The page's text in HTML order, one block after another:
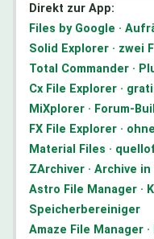
Direkt zur App:
Files by Google ·
Solid Explorer · zwei
Total Commander ·
Cx File Explorer ·
MiXplorer · Forum-
FX File Explorer ·
Material Files ·
ZArchiver · Archive
Astro File Manager ·
Speicherbereiniger
Amaze File Manager